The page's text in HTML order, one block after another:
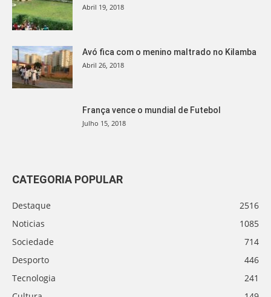
Abril 19, 2018
Avó fica com o menino maltrado no Kilamba
Abril 26, 2018
França vence o mundial de Futebol
Julho 15, 2018
CATEGORIA POPULAR
Destaque
2516
Noticias
1085
Sociedade
714
Desporto
446
Tecnologia
241